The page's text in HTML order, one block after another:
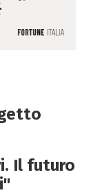
Il futuro